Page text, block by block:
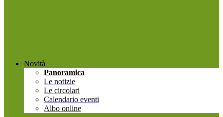
Novità
Panoramica
Le notizie
Le circolari
Calendario eventi
Albo online